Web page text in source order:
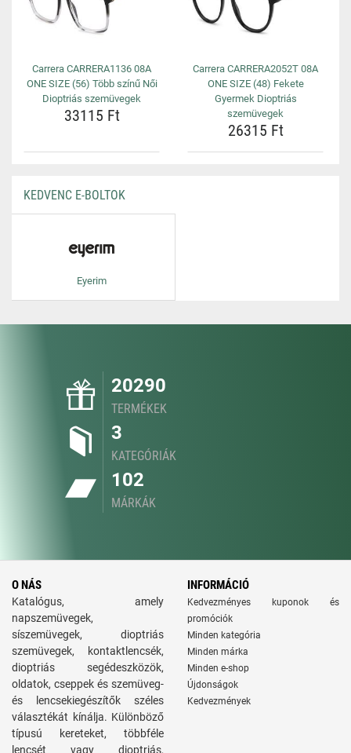
Carrera CARRERA1136 08A
ONE SIZE (56) Több színű Női
Dioptriás szemüvegek
33115 Ft
Carrera CARRERA2052T 08A
ONE SIZE (48) Fekete
Gyermek Dioptriás
szemüvegek
26315 Ft
KEDVENC E-BOLTOK
Eyerim
20290
TERMÉKEK
3
KATEGÓRIÁK
102
MÁRKÁK
O NÁS
Katalógus, amely
napszemüvegek,
síszemüvegek, dioptriás
szemüvegek, kontaktlencsék,
dioptriás segédeszközök,
oldatok, cseppek és szemüveg-
és lencsekiegészítők széles
választékát kínálja. Különböző
típusú kereteket, többféle
lencsét vagy dioptriás,
INFORMÁCIÓ
Kedvezményes kuponok és
promóciók
Minden kategória
Minden márka
Minden e-shop
Újdonságok
Kedvezmények